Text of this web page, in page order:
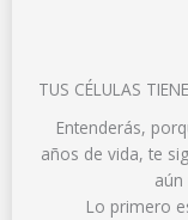
TUS CÉLULAS
Entenderás,
años de vida, te
Lo primero